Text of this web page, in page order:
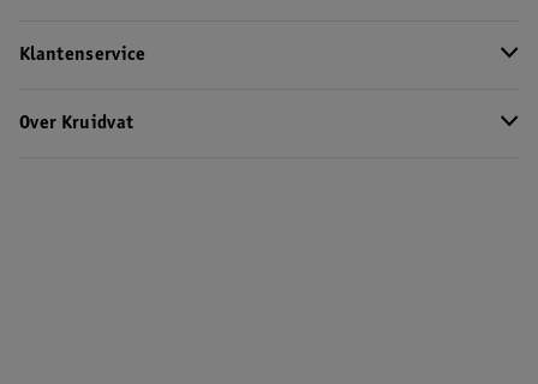
Klantenservice
Over Kruidvat